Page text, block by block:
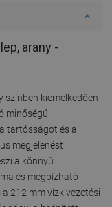
arany -
színben kiemelkedően
minőségű
tartósságot és a
megjelenést
a könnyű
és megbízható
212 mm vízkivezetési